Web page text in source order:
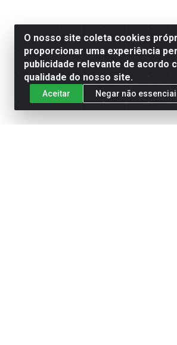
O nosso site coleta cookies
proporcionar uma experiência
publicidade relevante de acordo
qualidade do nosso site.
Aceitar Negar não